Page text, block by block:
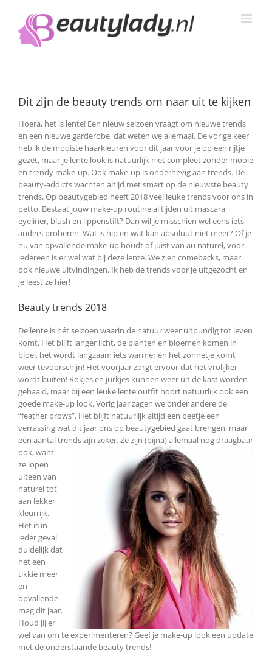
inhoud
Dit zijn de beauty trends om naar uit te kijken
Hoera, het is lente! Een nieuw seizoen vraagt om nieuwe trends
en een nieuwe garderobe, dat weten we allemaal. De vorige keer
heb ik de mooiste haarkleuren voor dit jaar voor je op een rijtje
gezet, maar je lente look is natuurlijk niet compleet zonder mooie
en trendy make-up.Ook make-up is onderhevig aan trends. De
beauty-addicts wachten altijd met smart op de nieuwste beauty
trends. Op beautygebied heeft 2018 veel leuke trends voor ons in
petto. Bestaat jouw make-up routine al tijden uit mascara,
eyeliner, blush en lippenstift? Dan wil je misschien wel eens iets
anders proberen. Wat is hip en wat kan absoluut niet meer? Of je
nu van opvallende make-up houdt of juist van au naturel, voor
iedereen is er wel wat bij deze lente. We zien comebacks, maar
ook nieuwe uitvindingen. Ik heb de trends voor je uitgezocht en
je leest ze hier!
Beauty trends 2018
De lente is hét seizoen waarin de natuur weer uitbundig tot leven
komt. Het blijft langer licht, de planten en bloemen komen in
bloei, het wordt langzaam iets warmer én het zonnetje komt
weer tevoorschijn! Het voorjaar zorgt ervoor dat het vrolijker
wordt buiten! Rokjes en jurkjes kunnen weer uit de kast worden
gehaald, maar bij een leuke lente outfit hoort natuurlijk ook een
goede make-up look. Vorig jaar zagen we onder andere de
“feather brows”. Het blijft natuurlijk altijd een beetje een
verrassing wat dit jaar ons op beautygebied gaat brengen, maar
een aantal trendszijn zeker. Ze zijn (bijna) allemaal nog draagbaar
ook, want
ze lopen
uiteen van
naturel tot
aan lekker
kleurrijk.
Het is in
ieder geval
duidelijk dat
het een
tikkie meer
en
opvallende
mag dit jaar.
Houd jij er
wel van om te experimenteren? Geef je make-up look een update
met de onderstaande beauty trends!